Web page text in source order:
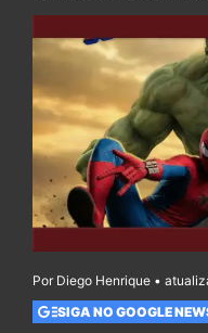
Por Diego Henrique •
SIGA NO GOOGLE